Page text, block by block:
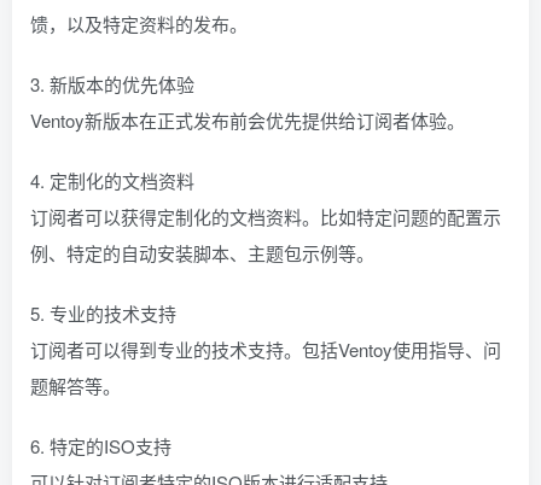
馈，以及特定资料的发布。
3. 新版本的优先体验
Ventoy新版本在正式发布前会优先提供给订阅者体验。
4. 定制化的文档资料
订阅者可以获得定制化的文档资料。比如特定问题的配置示
例、特定的自动安装脚本、主题包示例等。
5. 专业的技术支持
订阅者可以得到专业的技术支持。包括Ventoy使用指导、问
题解答等。
6. 特定的ISO支持